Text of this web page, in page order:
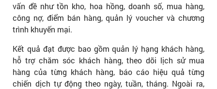
vấn đề như tồn kho, hoa hồng, doanh số, mua hàng,
công nợ, điểm bán hàng, quản lý voucher và chương
trình khuyến mại.
Kết quả đạt được bao gồm quản lý hạng khách hàng,
hỗ trợ chăm sóc khách hàng, theo dõi lịch sử mua
hàng của từng khách hàng, báo cáo hiệu quả từng
chiến dịch tự động theo ngày, tuần, tháng. Ngoài ra,